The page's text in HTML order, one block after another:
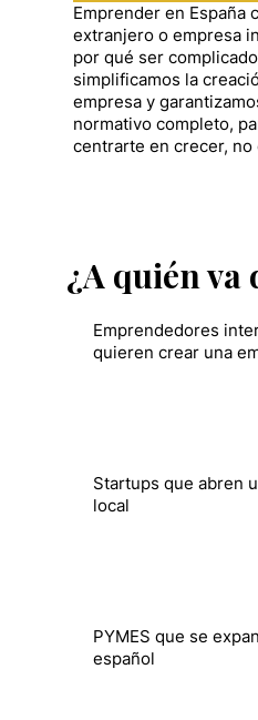
Emprender en España
extranjero o empresa
por qué ser
simplificamos la
empresa y
normativo completo,
centrarte en crecer, no
¿A quién
Emprendedores
quieren crear una
Startups que abren
local
PYMES que se
español